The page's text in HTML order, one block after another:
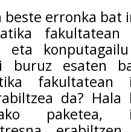
beste erronka bat
fakultatean
eta
buruz esaten
fakultatean
da?
paketea,